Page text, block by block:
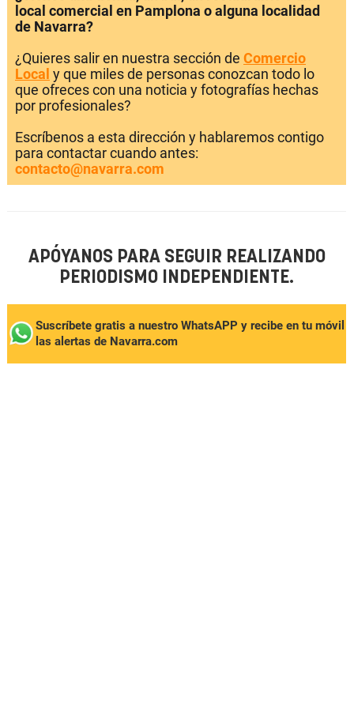
local comercial en Pamplona o alguna localidad
de Navarra?
¿Quieres salir en nuestra sección de Comercio
Local y que miles de personas conozcan todo lo
que ofreces con una noticia y fotografías hechas
por profesionales?
Escríbenos a esta dirección y hablaremos contigo
para contactar cuando antes:
contacto@navarra.com
APÓYANOS PARA SEGUIR REALIZANDO
PERIODISMO INDEPENDIENTE.
Suscríbete gratis a nuestro WhatsAPP y recibe en tu móvil
las alertas de Navarra.com